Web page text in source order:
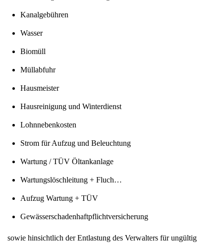
Kanalgebühren
Wasser
Biomüll
Müllabfuhr
Hausmeister
Hausreinigung und Winterdienst
Lohnnebenkosten
Strom für Aufzug und Beleuchtung
Wartung / TÜV Öltankanlage
Wartungslöschleitung + Fluch…
Aufzug Wartung + TÜV
Gewässerschadenhaftpflichtversicherung
sowie hinsichtlich der Entlastung des Verwalters für ungültig